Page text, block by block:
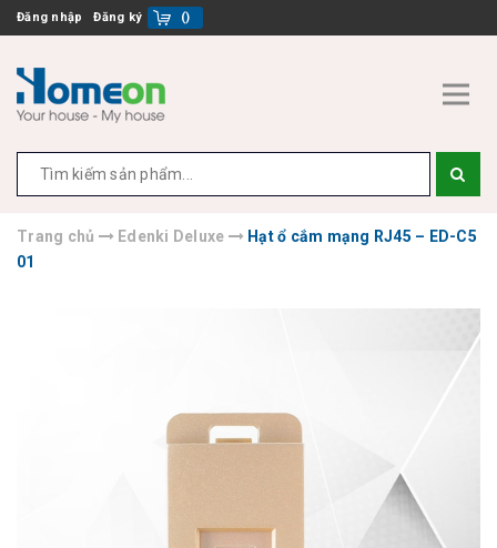
Đăng nhập Đăng ký ()
Trang chủ Edenki Deluxe
Hạt ổ cắm mạng RJ45 – ED-C5
01